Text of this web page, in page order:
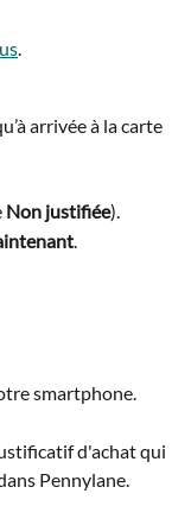
.
arrivée à la carte
Non justifiée).
.
smartphone.
d'achat qui
Pennylane.